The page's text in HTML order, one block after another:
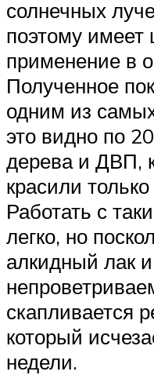
солнечных
поэтому имеет
применение в
Полученное
одним из
это видно по
дерева и ДВП,
красили
Работать с
легко, но
алкидный лак
скапливается
который
недели.